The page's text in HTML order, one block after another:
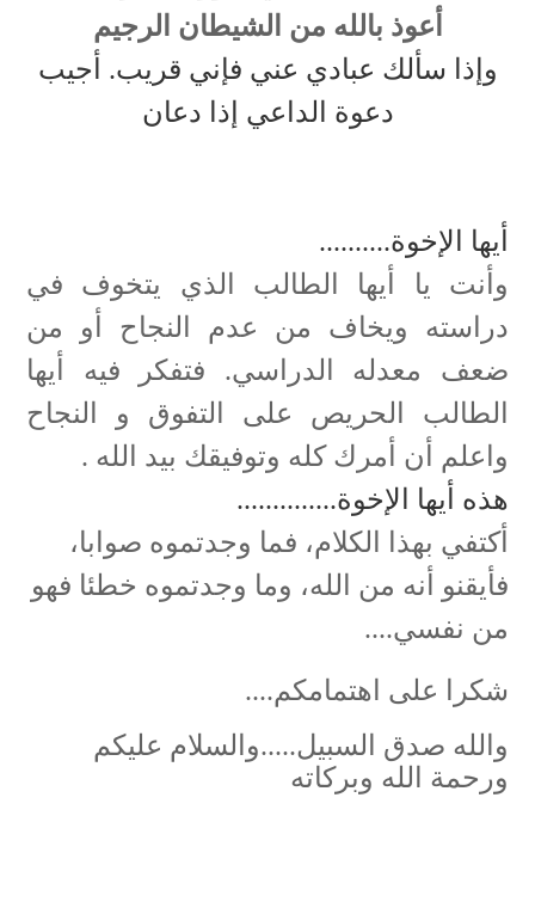
أعوذ بالله من الشيطان الرجيم
وإذا سألك عبادي عني فإني قريب. أجيب
دعوة الداعي إذا دعان
أيها الإخوة..........
وأنت يا أيها الطالب الذي يتخوف في
دراسته ويخاف من عدم النجاح أو من
ضعف معدله الدراسي. فتفكر فيه أيها
الطالب الحريص على التفوق و النجاح
واعلم أن أمرك كله وتوفيقك بيد الله .
هذه أيها الإخوة..............
أكتفي بهذا الكلام، فما وجدتموه صوابا،
فأيقنو أنه من الله، وما وجدتموه خطئا فهو
من نفسي....
شكرا على اهتمامكم....
والله صدق السبيل.....والسلام عليكم
ورحمة الله وبركاته